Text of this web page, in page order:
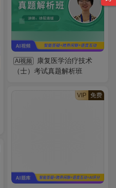
AI视频
康复医学治疗技术
（士）考试真题解析班
VIP 免费